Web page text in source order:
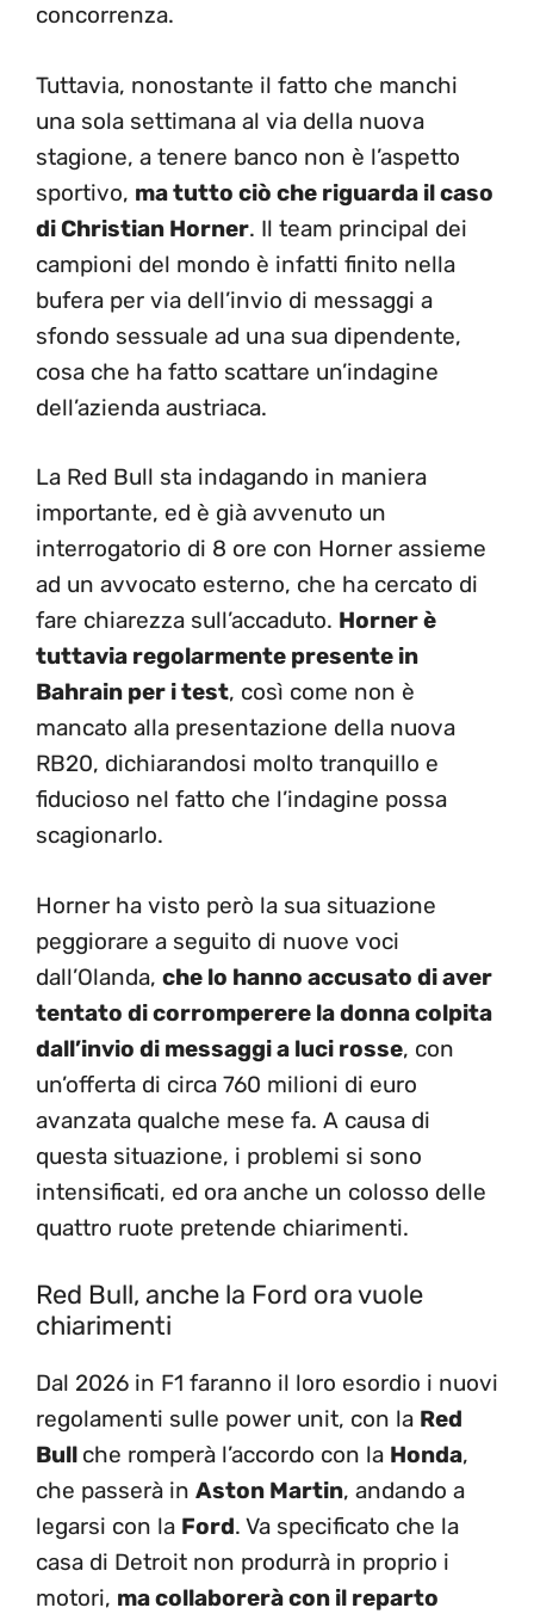
concorrenza.
Tuttavia, nonostante il fatto che manchi
una sola settimana al via della nuova
stagione, a tenere banco non è l’aspetto
sportivo, ma tutto ciò che riguarda il caso
di Christian Horner. Il team principal dei
campioni del mondo è infatti finito nella
bufera per via dell’invio di messaggi a
sfondo sessuale ad una sua dipendente,
cosa che ha fatto scattare un’indagine
dell’azienda austriaca.
La Red Bull sta indagando in maniera
importante, ed è già avvenuto un
interrogatorio di 8 ore con Horner assieme
ad un avvocato esterno, che ha cercato di
fare chiarezza sull’accaduto. Horner è
tuttavia regolarmente presente in
Bahrain per i test, così come non è
mancato alla presentazione della nuova
RB20, dichiarandosi molto tranquillo e
fiducioso nel fatto che l’indagine possa
scagionarlo.
Horner ha visto però la sua situazione
peggiorare a seguito di nuove voci
dall’Olanda, che lo hanno accusato di aver
tentato di corromperere la donna colpita
dall’invio di messaggi a luci rosse, con
un’offerta di circa 760 milioni di euro
avanzata qualche mese fa. A causa di
questa situazione, i problemi si sono
intensificati, ed ora anche un colosso delle
quattro ruote pretende chiarimenti.
Red Bull, anche la Ford ora vuole
chiarimenti
Dal 2026 in F1 faranno il loro esordio i nuovi
regolamenti sulle power unit, con la Red
Bull che romperà l’accordo con la Honda,
che passerà in Aston Martin, andando a
legarsi con la Ford. Va specificato che la
casa di Detroit non produrrà in proprio i
motori, ma collaborerà con il reparto